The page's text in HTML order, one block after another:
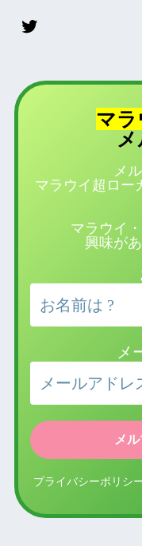
マラ
メ
マラウイ超ロー
マラウイ
興味が
メ
プライバシーポリシ